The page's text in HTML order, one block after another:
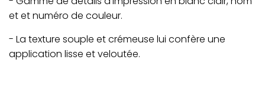
et et numéro de couleur.
- La texture souple et crémeuse lui confère une
application lisse et veloutée.